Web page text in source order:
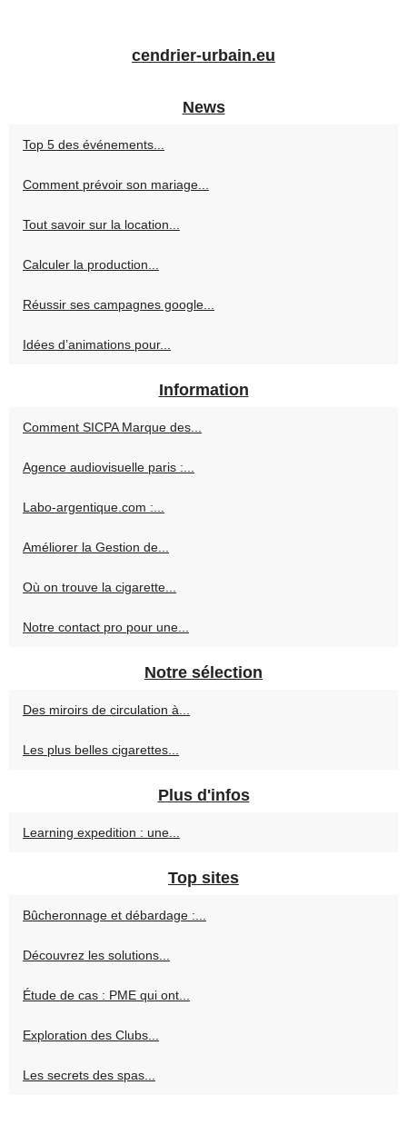
cendrier-urbain.eu
News
Top 5 des événements...
Comment prévoir son mariage...
Tout savoir sur la location...
Calculer la production...
Réussir ses campagnes google...
Idées d’animations pour...
Information
Comment SICPA Marque des...
Agence audiovisuelle paris :...
Labo-argentique.com :...
Améliorer la Gestion de...
Où on trouve la cigarette...
Notre contact pro pour une...
Notre sélection
Des miroirs de circulation à...
Les plus belles cigarettes...
Plus d'infos
Learning expedition : une...
Top sites
Bûcheronnage et débardage :...
Découvrez les solutions...
Étude de cas : PME qui ont...
Exploration des Clubs...
Les secrets des spas...